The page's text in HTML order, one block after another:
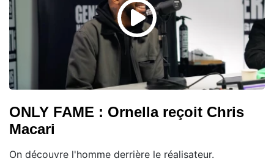
ONLY FAME : Ornella reçoit Chris
Macari
On découvre l'homme derrière le réalisateur.